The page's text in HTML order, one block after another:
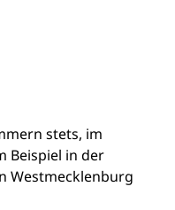
stets, im
Beispiel in der
Westmecklenburg